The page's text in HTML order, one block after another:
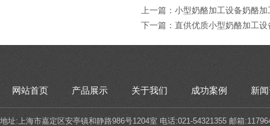
上一篇： 小型奶酪加工设备奶酪加
下一篇： 直供优质小型奶酪加工
网站首页 产品展示 关于我们 成功案例 新
地址:上海市嘉定区安亭镇和静路986号1204室 电话:021-54321355 邮箱